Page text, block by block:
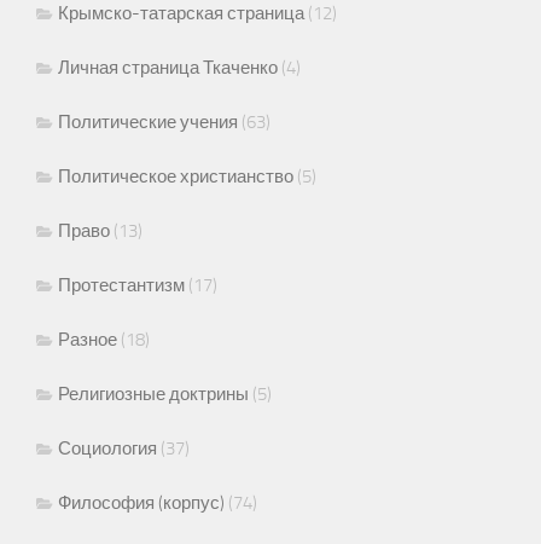
Крымско-татарская страница(12)
Личная страница Ткаченко (4)
Политические учения (63)
Политическое христианство (5)
Право (13)
Протестантизм (17)
Разное (18)
Религиозные доктрины (5)
Социология (37)
Философия (корпус) (74)